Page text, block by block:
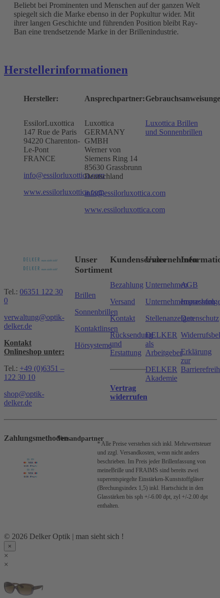
Beliebt bei Prominenten und Menschen auf der ganzen Welt
spiegelt sich die Marke ebenso in der Popkultur wider. Mit
ihrer langen Geschichte und führenden Position bleibt Ray-
Ban eine trendsetzende Marke in der Brillenindustrie.
Herstellerinformationen
Hersteller:
EssilorLuxottica
147 Rue de Paris
94220 Charenton-
Le-Pont
FRANCE
info@essilorluxottica.com
www.essilorluxottica.com
Ansprechpartner:
Luxottica
GERMANY
GMBH
Werner von
Siemens Ring 14
85630 Grassbrunn
Deutschland
info@essilorluxottica.com
www.essilorluxottica.com
Luxottica Brillen
und Sonnenbrillen
Tel.: 06351 122 30
0
verwaltung@optik-
delker.de
Kontakt
Onlineshop unter:
Tel.: +49 (0)6351 –
122 30 10
shop@optik-
delker.de
Unser
Sortiment
Brillen
Sonnenbrillen
Kontaktlinsen
Hörsysteme
Kundenservice
Bezahlung
Versand
Kontakt
Rücksendung
und
Erstattung
Vertrag
widerrufen
Unternehmen
Unternehmen
Stellenanzeigen
DELKER
als
Arbeitgeber
DELKER
Akademie
AGB
Impressum
Datenschutz
Erklärung
zur
ZahlungsmethodenVersandpartner
* Alle Preise verstehen sich inkl. Mehrwertsteuer
und zzgl. Versandkosten, wenn nicht anders
beschrieben. Im Preis jeder Brillenfassung von
meineBrille und FRAIMS sind bereits zwei
superentspiegelte Einstärken-Kunststoffgläser
(Brechungsindex 1,5) inkl. Hartschicht in den
Glasstärken bis sph +/-6.00 dpt, zyl +/-2.00 dpt
enthalten.
© 2026 Delker Optik | man sieht sich !
×
×
×